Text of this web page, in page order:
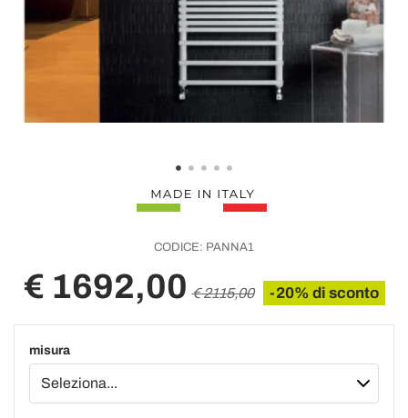
CODICE: PANNA1
€ 1692,00 € 2115,00 -20% di sconto
misura